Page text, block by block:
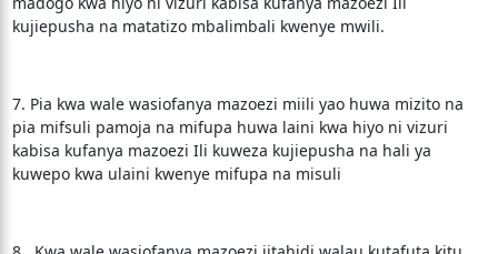
kujiepusha na matatizo mbalimbali kwenye mwili.
7. Pia kwa wale wasiofanya mazoezi miili yao huwa mizito na
pia mifsuli pamoja na mifupa huwa laini kwa hiyo ni vizuri
kabisa kufanya mazoezi Ili kuweza kujiepusha na hali ya
kuwepo kwa ulaini kwenye mifupa na misuli